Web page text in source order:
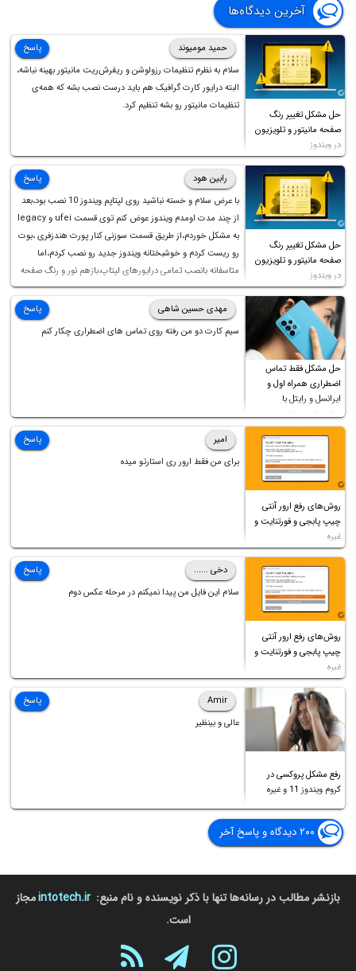
آخرین دیدگاه‌ها
حل مشکل تغییر رنگ
صفحه مانیتور و تلویزیون
در ویندوز
حمید مومیوند
سلام به نظرم تنظیمات رزولوشن و ریفرش‌ریت مانیتور بهینه نباشه،
البته درایور کارت گرافیک هم باید درست نصب بشه که همه‌ی
تنظیمات مانیتور رو بشه تنظیم کرد.
پاسخ
حل مشکل تغییر رنگ
صفحه مانیتور و تلویزیون
در ویندوز
رابین هود
با عرض سلام و خسته نباشید روی لپتاپم ویندوز 10 نصب بود،بعد
از چند مدت اومدم ویندوز عوض کنم توی قسمت ufei و legacy
به مشکل خوردم،از طریق قسمت سوزنی کنار پورت هندزفری ،بوت
رو ریست کردم و خوشبختانه ویندوز جدید رو نصب کردم،اما
متاسفانه بانصب تمامی درایورهای لپتاپ،بازهم نور و رنگ صفحه
چه موقع کار چه موقع پخش فیلم مثل سابق نیست(نور زیاده و بی
کیفیت)،با ابدیت کردن کارت گرافیک،کالیبره کردن و غیره هم نور و
رنگ درست نشد (انگار تصویر ماته)، خواهشمند است راهنمایی
فرمایید باتشکر
پاسخ
حل مشکل فقط تماس
اضطراری همراه اول و
ایرانسل و رایتل با
روش‌های مختلف
مهدی حسین شاهی
سیم کارت دو من رفته روی تماس های اضطراری چکار کنم
پاسخ
روش‌های رفع ارور آنتی
چیپ پابجی و فورتنایت و
غیره
امیر
برای من فقط ارور ری استارتو میده
پاسخ
روش‌های رفع ارور آنتی
چیپ پابجی و فورتنایت و
غیره
دخی ......
سلام این فایل من پیدا نمیکنم در مرحله عکس دوم
پاسخ
رفع مشکل پروکسی در
کروم ویندوز 11 و غیره
Amir
عالی و بینظیر
پاسخ
۲۰۰ دیدگاه و پاسخ آخر
بازنشر مطالب در رسانه‌ها تنها با ذکر نویسنده و نام منبع: intotech.irمجاز
است.